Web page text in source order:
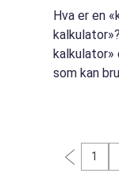
Hva er en
som kan
1